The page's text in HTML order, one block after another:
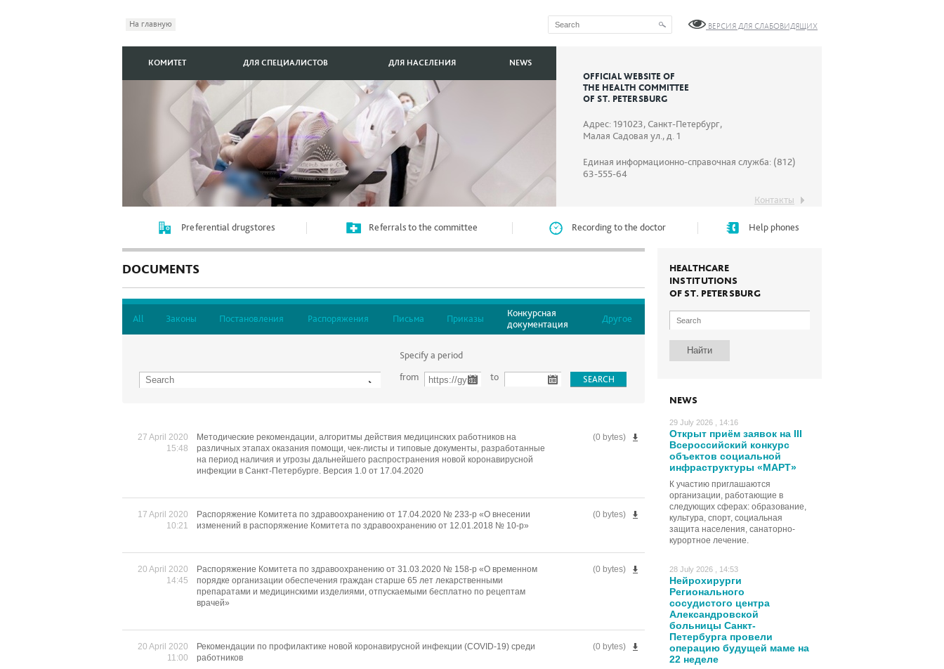
На главную ВЕРСИЯ ДЛЯ СЛАБОВИДЯЩИХ
OFFICIAL WEBSITE OF
THE HEALTH COMMITTEE
OF ST. PETERSBURG
Адрес: 191023, Санкт-Петербург,
Малая Садовая ул., д. 1
Единая информационно-справочная служба: (812)
63-555-64
Контакты
КОМИТЕТ ДЛЯ СПЕЦИАЛИСТОВ ДЛЯ НАСЕЛЕНИЯ NEWS
Preferential drugstores Referrals to the committee Recording to the doctor Help phones
HEALTHCARE
INSTITUTIONS
OF ST. PETERSBURG
NEWS
29 July 2026 , 14:16
Открыт приём заявок на III
Всероссийский конкурс
объектов социальной
инфраструктуры «МАРТ»
К участию приглашаются
организации, работающие в
следующих сферах: образование,
культура, спорт, социальная
защита населения, санаторно-
курортное лечение.
28 July 2026 , 14:53
Нейрохирурги
Регионального
сосудистого центра
Александровской
больницы Санкт-
Петербурга провели
операцию будущей маме на
22 неделе
DOCUMENTS
All Законы Постановления Распоряжения Письма Приказы
Конкурсная
документация
Другое
Specify a period
from
to
27 April 2020
15:48
(0 bytes)
Методические рекомендации, алгоритмы действия медицинских работников на
различных этапах оказания помощи, чек-листы и типовые документы, разработанные
на период наличия и угрозы дальнейшего распространения новой коронавирусной
инфекции в Санкт-Петербурге. Версия 1.0 от 17.04.2020
17 April 2020
10:21
(0 bytes)
Распоряжение Комитета по здравоохранению от 17.04.2020 № 233-р «О внесении
изменений в распоряжение Комитета по здравоохранению от 12.01.2018 № 10-р»
20 April 2020
14:45
(0 bytes)
Распоряжение Комитета по здравоохранению от 31.03.2020 № 158-р «О временном
порядке организации обеспечения граждан старше 65 лет лекарственными
препаратами и медицинскими изделиями, отпускаемыми бесплатно по рецептам
врачей»
20 April 2020
11:00
(0 bytes)
Рекомендации по профилактике новой коронавирусной инфекции (COVID-19) среди
работников